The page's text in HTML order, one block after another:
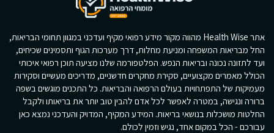
אתר Health Wise מהווה מקור מידע רפואי מקיף ועדכני במגוון תחומי הבריאות,
החל מבריאות המשפחה ומניעת מחלות, דרך מערכות הגוף ותסמינים שכיחים,
ועד לתזונה נכונה ובריאות הנפש. הפלטפורמה שלנו מציעה תוכן רפואי איכותי
הכולל מאמרים מקצועיים, סקירת מחקרים חדשניים, מדריכים מעשיים וסקירות
מעמיקות של התפתחויות בעולם הרפואה והבריאות. כל התכנים מוגשים בשפה
ברורה ונגישה, במטרה לאפשר לכל אדם להבין טוב יותר את בריאותו ולקבל
החלטות מושכלות בנושאי בריאות. המידע המקיף, המדויק והעדכני נמצא כאן
עבורכם - הכל במקום אחד, נגיש וזמין לכולם.